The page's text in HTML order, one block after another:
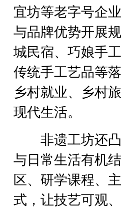
宜坊等老字号企
与品牌优势开展
城民宿、巧娘手
传统手工艺品等
乡村就业、乡村
现代生活。
非遗工坊还凸
与日常生活有机
区、研学课程、
式，让技艺可观